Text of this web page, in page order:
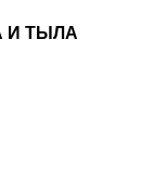
И ТЫЛА